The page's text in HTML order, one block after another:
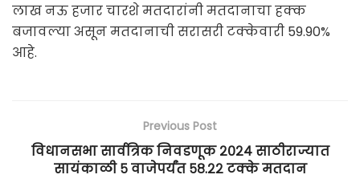
लाख नऊ हजार चारशे मतदारांनी मतदानाचा हक्क
बजावल्या असून मतदानाची सरासरी टक्केवारी 59.90%
आहे.
Previous Post
विधानसभा सार्वत्रिक निवडणूक २०२४ साठीराज्यात
सायंकाळी ५ वाजेपर्यंत ५८.२२ टक्के मतदान